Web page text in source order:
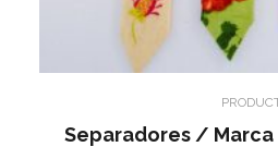
Separadores / Marca